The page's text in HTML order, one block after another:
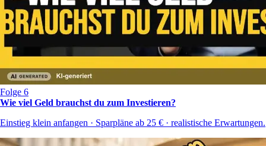
Folge 6
Wie viel Geld brauchst du zum Investieren?
Einstieg klein anfangen · Sparpläne ab 25 € · realistische Erwartungen.